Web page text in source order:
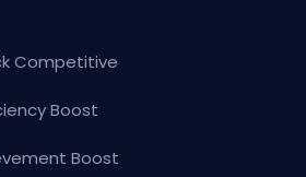
Competitive
Boost
Boost